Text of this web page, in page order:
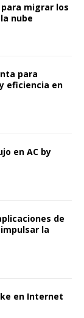
migrar los
nube
para
eficiencia en
en AC by
de
la
en Internet